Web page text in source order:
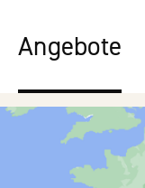
Angebote